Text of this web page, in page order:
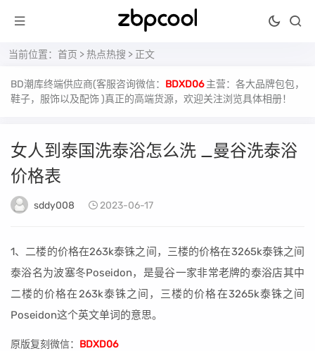
当前位置： 首页 >热点热搜 > 正文
BD潮库终端供应商(客服咨询微信： BDXD06 主营：各大品牌包包，
鞋子，服饰以及配饰 )真正的高端货源，欢迎关注浏览具体相册！
女人到泰国洗泰浴怎么洗 _曼谷洗泰浴
价格表
sddy008 2023-06-17
1、二楼的价格在263k泰铢之间，三楼的价格在3265k泰铢之间
泰浴名为波塞冬Poseidon，是曼谷一家非常老牌的泰浴店其中
二楼的价格在263k泰铢之间，三楼的价格在3265k泰铢之间
Poseidon这个英文单词的意思。
原版复刻微信： BDXD06